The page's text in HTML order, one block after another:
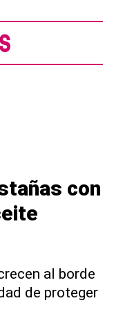
con
al borde
de proteger